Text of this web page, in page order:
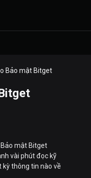
Bảo mật Bitget
mật Bitget
vài phút đọc kỹ
kỳ thông tin nào về